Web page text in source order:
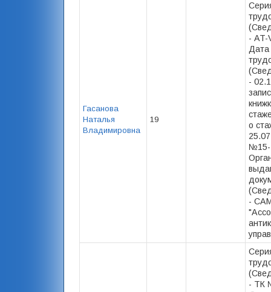
Гасанова
Наталья
Владимировна
19
- AT-
Дата
-
о
№15-
-
- ТК